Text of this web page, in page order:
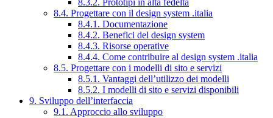
8.3.2. Prototipi in alta fedeltà
8.4. Progettare con il design system .italia
8.4.1. Documentazione
8.4.2. Benefici del design system
8.4.3. Risorse operative
8.4.4. Come contribuire al design system .italia
8.5. Progettare con i modelli di sito e servizi
8.5.1. Vantaggi dell’utilizzo dei modelli
8.5.2. I modelli di sito e servizi disponibili
9. Sviluppo dell’interfaccia
9.1. Approccio allo sviluppo